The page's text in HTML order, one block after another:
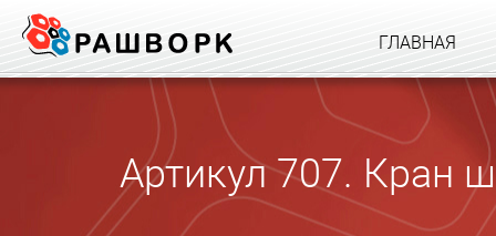
ГЛАВНАЯ
Артикул 707. Кран